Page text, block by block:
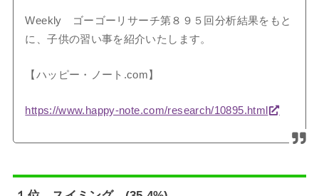
Weekly ゴーゴーリサーチ第８９５回分析結果をもと
に、子供の習い事を紹介いたします。
【ハッピー・ノート.com】
https://www.happy-note.com/research/10895.html